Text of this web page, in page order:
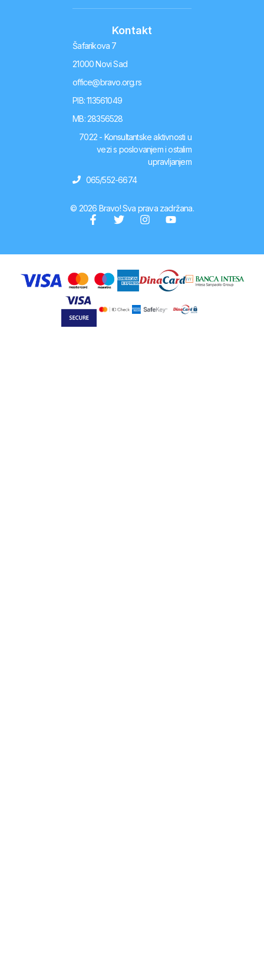
Kontakt
Šafarikova 7
21000 Novi Sad
office@bravo.org.rs
PIB: 113561049
MB: 28356528
7022 - Konsultantske aktivnosti u
vezi s poslovanjem i ostalim
upravljanjem
065/552-6674
© 2026 Bravo! Sva prava zadržana.